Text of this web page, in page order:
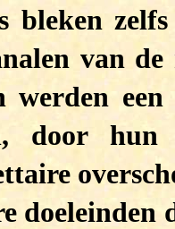
bleken
van de
werden
door
doeleinden